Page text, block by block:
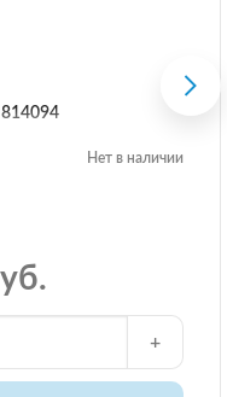
Нет в наличии
+